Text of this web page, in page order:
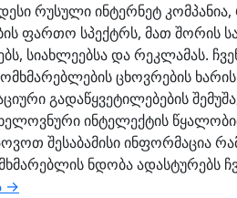
რუსული ინტერნეტ
ფართო სპექტრს, მათ შორის
სიახლეებსა და რეკლამას.
ცხოვრების
გადაწყვეტილებების
ინტელექტის
შესაბამისი ინფორმაცია
ნდობა ადასტურებს
→